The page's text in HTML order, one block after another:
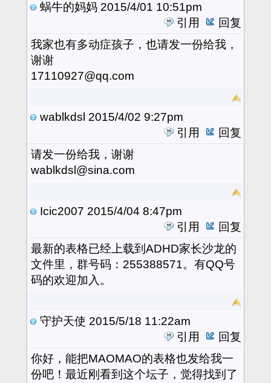
蜗牛的妈妈 2015/4/01 10:51pm
引用
回复
我家也有多动症孩子，也请发一份给我，
谢谢
17110927@qq.com
wablkdsl 2015/4/02 9:27pm
引用
回复
请发一份给我，谢谢
wablkdsl@sina.com
Icic2007 2015/4/04 8:47pm
引用
回复
最新的表格已经上载到ADHD家长沙龙的
文件里，群号码：255388571。有QQ号
码的欢迎加入。
守护天使 2015/5/18 11:22am
引用
回复
你好，能把MAOMAO的表格也发给我一
份吧！最近刚看到这个坛子，觉得找到了